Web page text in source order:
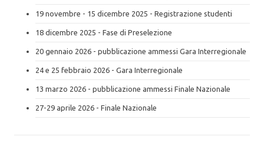
19 novembre - 15 dicembre 2025 - Registrazione studenti
18 dicembre 2025 - Fase di Preselezione
20 gennaio 2026 - pubblicazione ammessi Gara Interregionale
24 e 25 febbraio 2026 - Gara Interregionale
13 marzo 2026 - pubblicazione ammessi Finale Nazionale
27-29 aprile 2026 - Finale Nazionale